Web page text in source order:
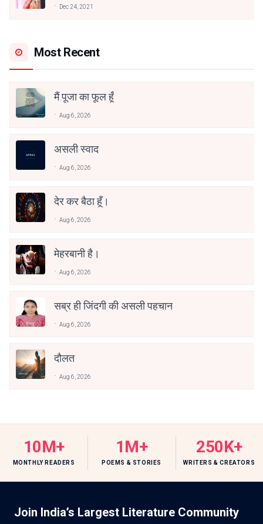
Dec 24, 2021
Most Recent
मैं पूजा का फूल हूँ
Aug 6, 2026
असली स्वाद
Aug 6, 2026
देर कर बैठा हूँ।
Aug 6, 2026
मेहरबानी है।
Aug 6, 2026
सब्र ही जिंदगी की असली पहचान
Aug 6, 2026
दौलत
Aug 6, 2026
10M+
MONTHLY READERS
1M+
POEMS & STORIES
250K+
WRITERS & CREATORS
Join India’s Largest Literature Community